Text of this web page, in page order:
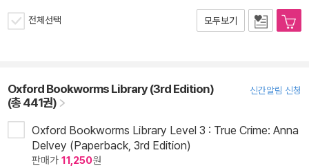
전체선택 모두보기
Oxford Bookworms Library (3rd Edition)
(총 441권)
신간알림 신청
Oxford Bookworms Library Level 3 : True Crime: Anna
Delvey (Paperback, 3rd Edition)
판매가 11,250원